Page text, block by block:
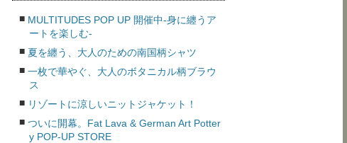
MULTITUDES POP UP 開催中-身に纏うア
ートを楽しむ-
夏を纏う、大人のための南国柄シャツ
一枚で華やぐ、大人のボタニカル柄ブラウ
ス
リゾートに涼しいニットジャケット！
ついに開幕。Fat Lava & German Art Potter
y POP-UP STORE